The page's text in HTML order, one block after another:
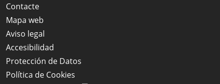
Contacte
Mapa web
Aviso legal
Accesibilidad
Protección de Datos
Política de Cookies